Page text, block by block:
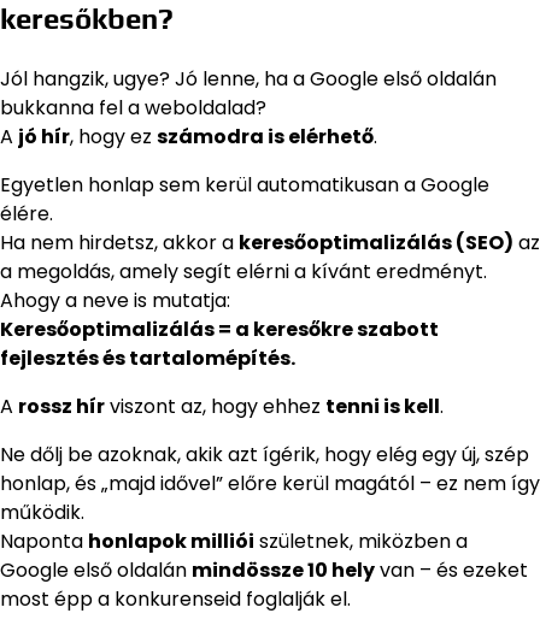
keresőkben?
Jól hangzik, ugye? Jó lenne, ha a Google első oldalán
bukkanna fel a weboldalad?
A jó hír, hogy ez számodra is elérhető.
Egyetlen honlap sem kerül automatikusan a Google
élére.
Ha nem hirdetsz, akkor a keresőoptimalizálás (SEO) az
a megoldás, amely segít elérni a kívánt eredményt.
Ahogy a neve is mutatja:
Keresőoptimalizálás = a keresőkre szabott
fejlesztés és tartalomépítés.
A rossz hírviszont az, hogy ehhez tenni is kell.
Ne dőlj be azoknak, akik azt ígérik, hogy elég egy új, szép
honlap, és „majd idővel” előre kerül magától – ez nem így
működik.
Naponta honlapok milliói születnek, miközben a
Google első oldalán mindössze 10 helyvan – és ezeket
most épp a konkurenseid foglalják el.